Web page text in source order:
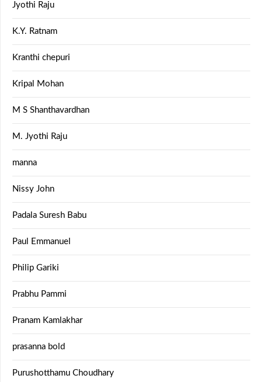
Jyothi Raju
K.Y. Ratnam
Kranthi chepuri
Kripal Mohan
M S Shanthavardhan
M. Jyothi Raju
manna
Nissy John
Padala Suresh Babu
Paul Emmanuel
Philip Gariki
Prabhu Pammi
Pranam Kamlakhar
prasanna bold
Purushotthamu Choudhary